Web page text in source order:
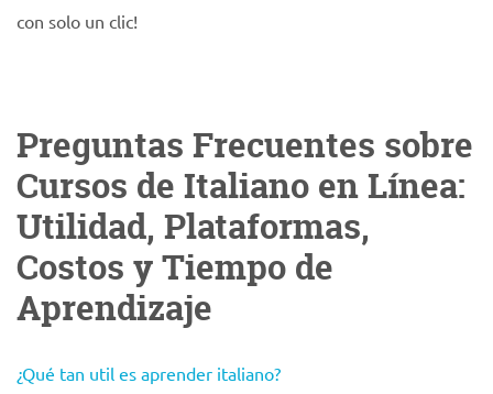
con solo un clic!
Preguntas Frecuentes sobre
Cursos de Italiano en Línea:
Utilidad, Plataformas,
Costos y Tiempo de
Aprendizaje
¿Qué tan util es aprender italiano?